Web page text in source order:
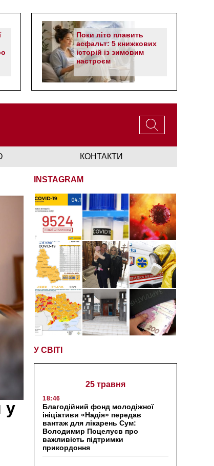
Поки літо плавить
асфальт: 5 книжкових
історій із зимовим
настроєм
КОНТАКТИ
у
INSTAGRAM
У СВІТІ
25 травня
18:46
Благодійний фонд молодіжної
ініціативи «Надія» передав
вантаж для лікарень Сум:
Володимир Поцелуєв про
важливість підтримки
прикордоння